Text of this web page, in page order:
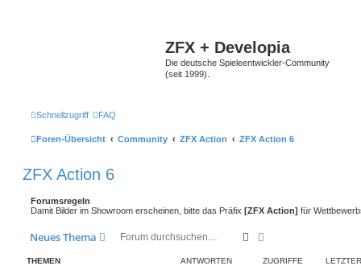
ZFX + Developia
Die deutsche Spieleentwickler-Community
(seit 1999).
Schnellzugriff FAQ
Foren-Übersicht Community ZFX Action ZFX Action 6
ZFX Action 6
Forumsregeln
Damit Bilder im Showroom erscheinen, bitte das Präfix [ZFX Action] für
Neues Thema Suche
THEMEN ANTWORTEN ZUGRIFFE